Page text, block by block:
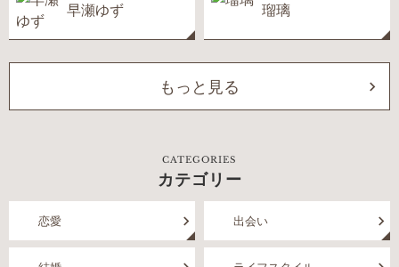
早瀬ゆず 瑠璃
もっと見る
CATEGORIES
カテゴリー
恋愛 出会い